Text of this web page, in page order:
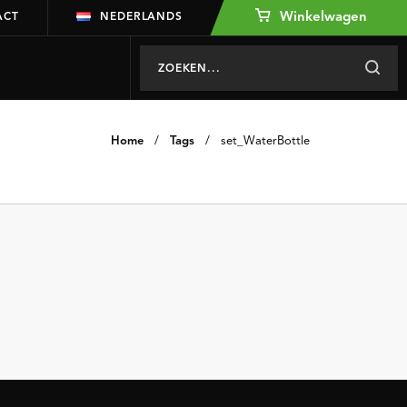
NEDERLANDS Winkelwagen
Home / Tags / set_WaterBottle